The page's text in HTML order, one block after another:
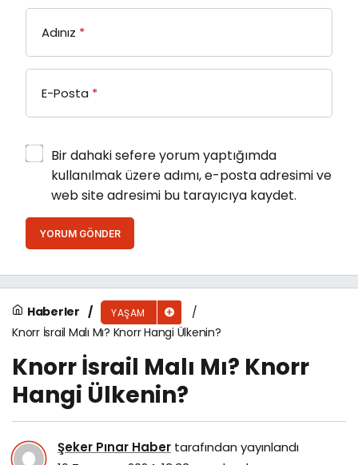
Adınız *
E-Posta *
Bir dahaki sefere yorum yaptığımda
kullanılmak üzere adımı, e-posta adresimi ve
web site adresimi bu tarayıcıya kaydet.
YORUM GÖNDER
Haberler YAŞAM
Knorr İsrail Malı Mı? Knorr Hangi Ülkenin?
Knorr İsrail Malı Mı? Knorr
Hangi Ülkenin?
Şeker Pınar Haber tarafından yayınlandı